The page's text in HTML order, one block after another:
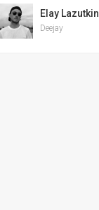
Elay Lazutkin
Deejay